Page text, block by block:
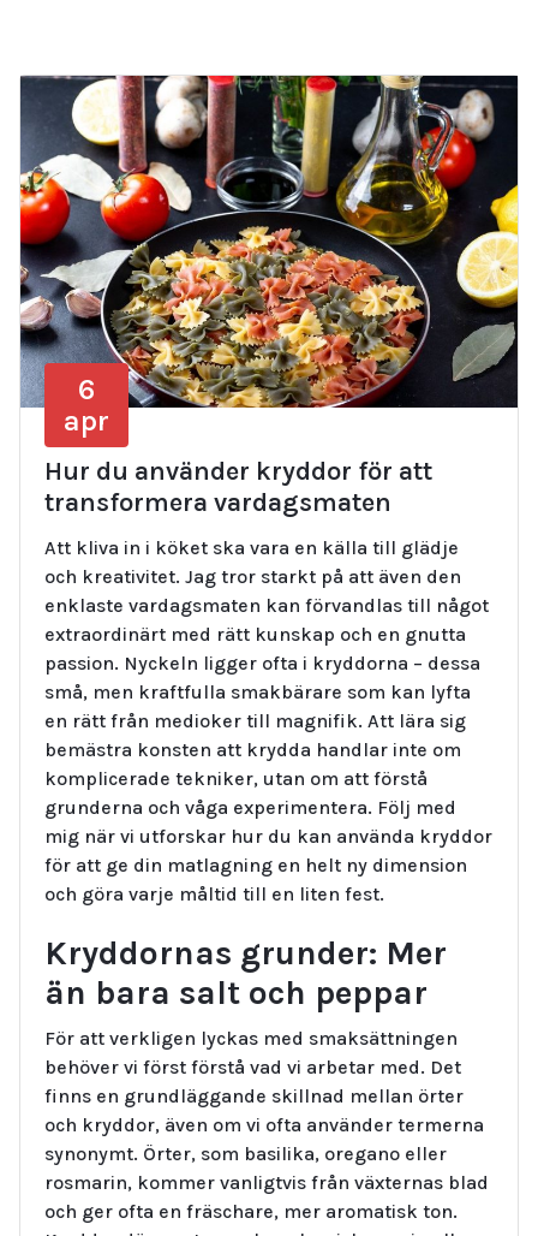
6
apr
Hur du använder kryddor för att
transformera vardagsmaten
Att kliva in i köket ska vara en källa till glädje
och kreativitet. Jag tror starkt på att även den
enklaste vardagsmaten kan förvandlas till något
extraordinärt med rätt kunskap och en gnutta
passion. Nyckeln ligger ofta i kryddorna – dessa
små, men kraftfulla smakbärare som kan lyfta
en rätt från medioker till magnifik. Att lära sig
bemästra konsten att krydda handlar inte om
komplicerade tekniker, utan om att förstå
grunderna och våga experimentera. Följ med
mig när vi utforskar hur du kan använda kryddor
för att ge din matlagning en helt ny dimension
och göra varje måltid till en liten fest.
Kryddornas grunder: Mer
än bara salt och peppar
För att verkligen lyckas med smaksättningen
behöver vi först förstå vad vi arbetar med. Det
finns en grundläggande skillnad mellan örter
och kryddor, även om vi ofta använder termerna
synonymt. Örter, som basilika, oregano eller
rosmarin, kommer vanligtvis från växternas blad
och ger ofta en fräschare, mer aromatisk ton.